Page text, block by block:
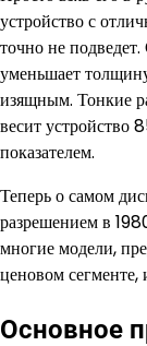
устройство с
точно не
уменьшает
изящным. Тонкие
весит устройство
показателем.
Теперь о самом
разрешением в
многие модели,
ценовом сегменте,
Основное